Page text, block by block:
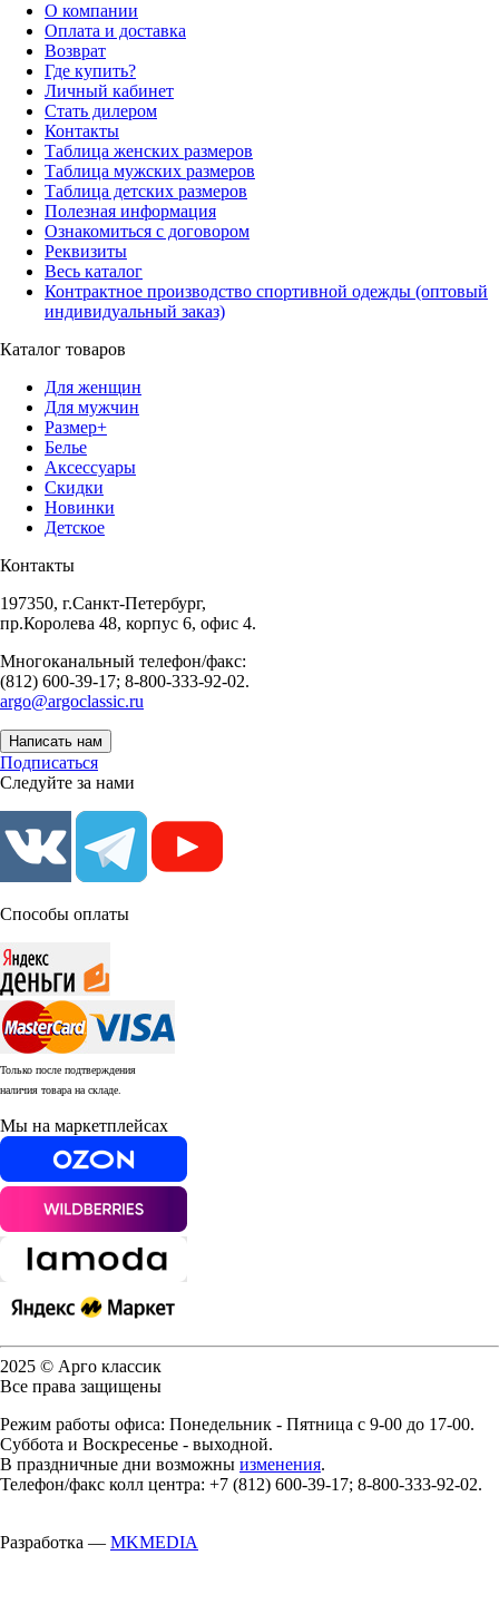
О компании
Оплата и доставка
Возврат
Где купить?
Личный кабинет
Стать дилером
Контакты
Таблица женских размеров
Таблица мужских размеров
Таблица детских размеров
Полезная информация
Ознакомиться с договором
Реквизиты
Весь каталог
Контрактное производство спортивной одежды (оптовый
индивидуальный заказ)
Каталог товаров
Для женщин
Для мужчин
Размер+
Белье
Аксессуары
Скидки
Новинки
Детское
Контакты
197350, г.Санкт-Петербург,
пр.Королева 48, корпус 6, офис 4.
Многоканальный телефон/факс:
(812) 600-39-17; 8-800-333-92-02.
argo@argoclassic.ru
Написать нам
Подписаться
Следуйте за нами
Способы оплаты
Только после подтверждения
наличия товара на складе.
Мы на маркетплейсах
2025 © Арго классик
Все права защищены
Режим работы офиса: Понедельник - Пятница с 9-00 до 17-00.
Суббота и Воскресенье - выходной.
В праздничные дни возможны изменения.
Телефон/факс колл центра: +7 (812) 600-39-17; 8-800-333-92-02.
Разработка — MKMEDIA